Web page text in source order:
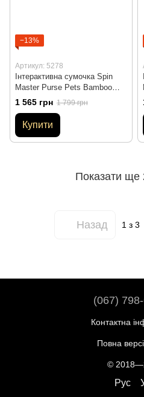
−13%
Артикул: 5278
Інтерактивна сумочка Spin
Master Purse Pets Bamboo
Boo Koala Коала (6065362)
1 565 грн 1 799 грн
Купити
Показати ще
Назад 1з 3
(067)
Контактна
Повна
©
Рус